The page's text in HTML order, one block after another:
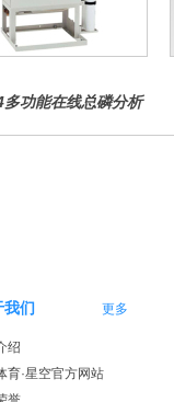
功能在线总磷分析
我们 更多
绍
育·星空官方网站